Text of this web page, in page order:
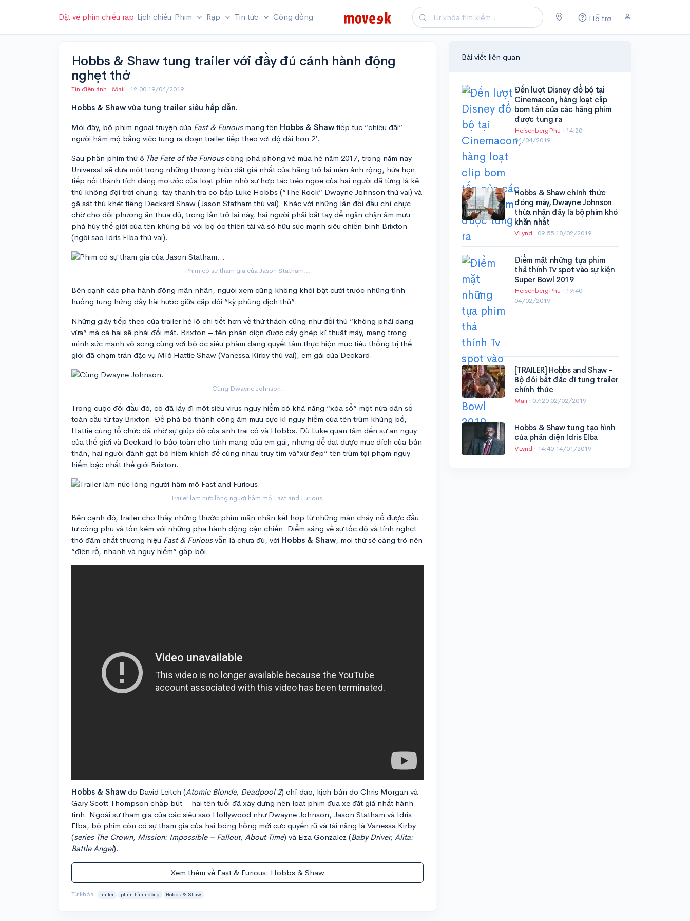
Hỗ trợ
Đặt vé phim chiếu rạp Lịch chiếu Phim Rạp Tin tức Cộng đồng
Hobbs & Shaw tung trailer với đầy đủ cảnh hành động
nghẹt thở
Tin điện ảnh · Maii · 12:00 19/04/2019
Hobbs & Shaw vừa tung trailer siêu hấp dẫn.
Mới đây, bộ phim ngoại truyện của Fast & Furious mang tên Hobbs & Shawtiếp tục “chiêu đãi”
người hâm mộ bằng việc tung ra đoạn trailer tiếp theo với độ dài hơn 2’.
Sau phần phim thứ 8 The Fate of the Furiouscông phá phòng vé mùa hè năm 2017, trong năm nay
Universal sẽ đưa một trong những thương hiệu đắt giá nhất của hãng trở lại màn ảnh rộng, hứa hẹn
tiếp nối thành tích đáng mơ ước của loạt phim nhờ sự hợp tác tréo ngoe của hai người đã từng là kẻ
thù không đội trời chung: tay thanh tra cơ bắp Luke Hobbs (“The Rock” Dwayne Johnson thủ vai) và
gã sát thủ khét tiếng Deckard Shaw (Jason Statham thủ vai). Khác với những lần đối đầu chỉ chực
chờ cho đối phương ăn thua đủ, trong lần trở lại này, hai người phải bắt tay để ngăn chặn âm mưu
phá hủy thế giới của tên khủng bố với bộ óc thiên tài và sở hữu sức mạnh siêu chiến binh Brixton
(ngôi sao Idris Elba thủ vai).
Phim có sự tham gia của Jason Statham...
Bên cạnh các pha hành động mãn nhãn, người xem cũng không khỏi bật cười trước những tình
huống tung hứng đầy hài hước giữa cặp đôi “kỳ phùng địch thủ”.
Những giây tiếp theo của trailer hé lộ chi tiết hơn về thử thách cũng như đối thủ “không phải dạng
vừa” mà cả hai sẽ phải đối mặt. Brixton – tên phản diện được cấy ghép kĩ thuật máy, mang trong
mình sức mạnh vô song cùng với bộ óc siêu phàm đang quyết tâm thực hiện mục tiêu thống trị thế
giới đã chạm trán đặc vụ MI6 Hattie Shaw (Vanessa Kirby thủ vai), em gái của Deckard.
Cùng Dwayne Johnson.
Trong cuộc đối đầu đó, cô đã lấy đi một siêu virus nguy hiểm có khả năng “xóa sổ” một nửa dân số
toàn cầu từ tay Brixton. Để phá bỏ thành công âm mưu cực kì nguy hiểm của tên trùm khủng bố,
Hattie cùng tổ chức đã nhờ sự giúp đỡ của anh trai cô và Hobbs. Dù Luke quan tâm đến sự an nguy
của thế giới và Deckard lo bảo toàn cho tính mạng của em gái, nhưng để đạt được mục đích của bản
thân, hai người đành gạt bỏ hiềm khích để cùng nhau truy tìm và“xử đẹp” tên trùm tội phạm nguy
hiểm bậc nhất thế giới Brixton.
Trailer làm nức lòng người hâm mộ Fast and Furious.
Bên cạnh đó, trailer cho thấy những thước phim mãn nhãn kết hợp từ những màn cháy nổ được đầu
tư công phu và tốn kém với những pha hành động cận chiến. Điểm sáng về sự tốc độ và tính nghẹt
thở đậm chất thương hiệu Fast & Furiousvẫn là chưa đủ, với Hobbs & Shaw, mọi thứ sẽ càng trở nên
“điên rồ, nhanh và nguy hiểm” gấp bội.
Hobbs & Shawdo David Leitch (Atomic Blonde, Deadpool 2) chỉ đạo, kịch bản do Chris Morgan và
Gary Scott Thompson chấp bút – hai tên tuổi đã xây dựng nên loạt phim đua xe đắt giá nhất hành
tinh. Ngoài sự tham gia của các siêu sao Hollywood như Dwayne Johnson, Jason Statham và Idris
Elba, bộ phim còn có sự tham gia của hai bóng hồng mới cực quyến rũ và tài năng là Vanessa Kirby
(series The Crown, Mission: Impossible – Fallout, About Time) và Eiza Gonzalez (Baby Driver, Alita:
Battle Angel).
Xem thêm về Fast & Furious: Hobbs & Shaw
Từ khóa: trailer phim hành động Hobbs & Shaw
Bài viết liên quan
Đến lượt Disney đổ bộ tại
Cinemacon, hàng loạt clip
bom tấn của các hãng phim
được tung ra
HeisenbergPhu · 14:20
04/04/2019
Hobbs & Shaw chính thức
đóng máy, Dwayne Johnson
thừa nhận đây là bộ phim khó
khăn nhất
VLynd · 09:55 18/02/2019
Điểm mặt những tựa phim
thả thính Tv spot vào sự kiện
Super Bowl 2019
HeisenbergPhu · 19:40
04/02/2019
[TRAILER] Hobbs and Shaw -
Bộ đôi bất đắc dĩ tung trailer
chính thức
Maii · 07:20 02/02/2019
Hobbs & Shaw tung tạo hình
của phản diện Idris Elba
VLynd · 14:40 14/01/2019